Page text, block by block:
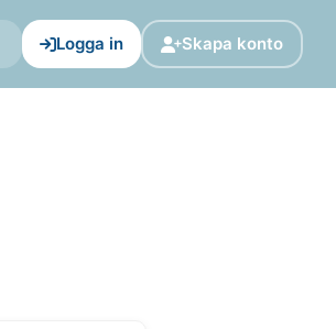
Logga in Skapa konto